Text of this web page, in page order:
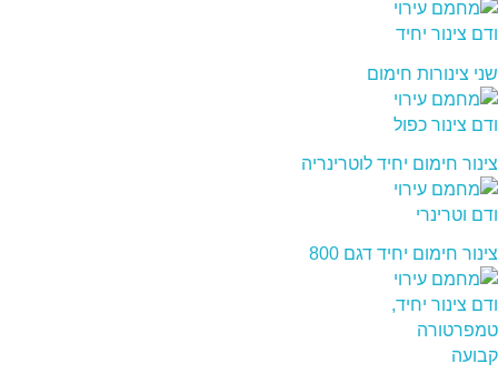
שני צינורות חימום
צינור חימום יחיד לוטרינריה
צינור חימום יחיד דגם 800